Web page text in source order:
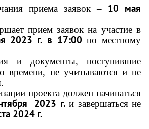
приема заявок – 10 мая
прием заявок на участие в
2023 г. в 17:00 по местному
и документы, поступившие
времени, не учитываются и не
проекта должен начинаться
2023 г. и завершаться не
2024 г.